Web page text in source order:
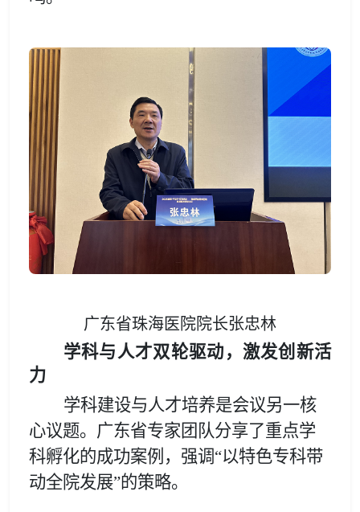
广东省珠海医院院长张忠林
学科与人才双轮驱动，激发创新活
力
学科建设与人才培养是会议另一核
心议题。广东省专家团队分享了重点学
科孵化的成功案例，强调“以特色专科带
动全院发展”的策略。